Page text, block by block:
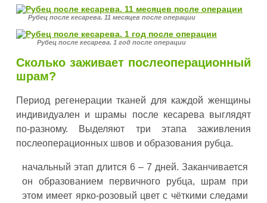
Рубец после кесарева. 11 месяцев после операции
Рубец после кесарева. 1 год после операции
Сколько заживает послеоперационный
шрам?
Период регенерации тканей для каждой женщины
индивидуален и шрамы после кесарева выглядят
по-разному. Выделяют три этапа заживления
послеоперационных швов и образования рубца.
начальный этап длится 6 – 7 дней. Заканчивается
он образованием первичного рубца, шрам при
этом имеет ярко-розовый цвет с чёткими следами